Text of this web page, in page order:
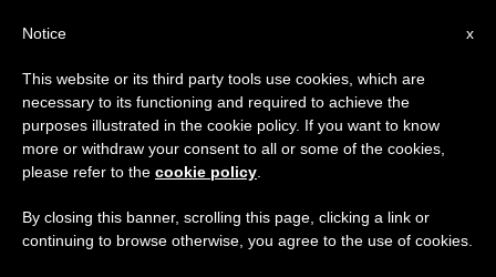
×
Aviso importante
Del 27 de julio al 7 de agosto haremos la pausa
anual, aprovechando que en el periodo de verano
se generan menos informaciones y también el
x
Notice
This website or its third party tools use cookies, which are
necessary to its functioning and required to achieve the
purposes illustrated in the cookie policy. If you want to know
more or withdraw your consent to all or some of the cookies,
please refer to the cookie policy
By closing this banner, scrolling this page, clicking a link or
continuing to browse otherwise, you agree to the use of cookies.